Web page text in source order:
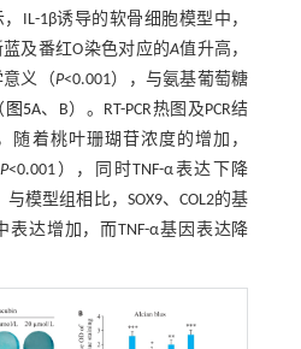
IL-1β诱导的软骨细胞模型中，
及番红O染色对应的A值升高，
义（P<0.001），与氨基葡萄糖
图5A、B）。RT-PCR热图及PCR结
随着桃叶珊瑚苷浓度的增加，
P<0.001），同时TNF-α表达下降
与模型组相比，SOX9、COL2的基
表达增加，而TNF-α基因表达降